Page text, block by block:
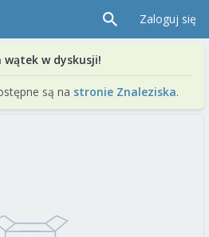
Zaloguj się
w dyskusji!
są na stronie Znaleziska.